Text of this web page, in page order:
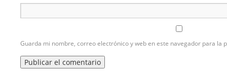
Guarda mi nombre, correo electrónico y web en este navegador para la